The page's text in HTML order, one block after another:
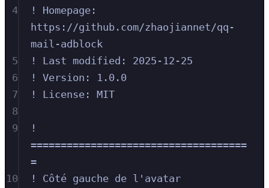
4
! Homepage:
https://github.com/zhaojiannet/qq-
mail-adblock
5
! Last modified: 2025-12-25
6
! Version: 1.0.0
7
! License: MIT
8
9
!
====================================
=
10
! Côté gauche de l'avatar